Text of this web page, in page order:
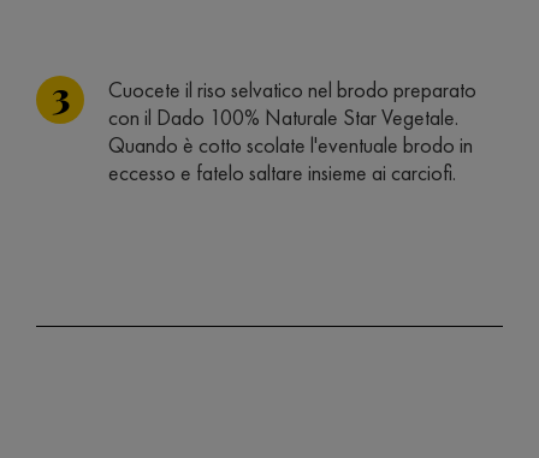
Cuocete il riso selvatico nel brodo preparato
con il Dado 100% Naturale Star Vegetale.
Quando è cotto scolate l'eventuale brodo in
eccesso e fatelo saltare insieme ai carciofi.